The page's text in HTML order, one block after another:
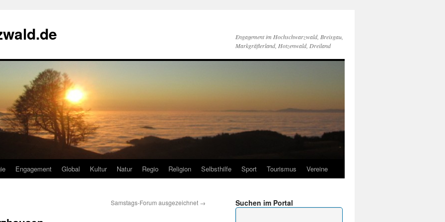
Engagement im Hochschwarzwald, Breisgau,
Markgräflerland, Hotzenwald, Dreiland
Engagement Global Kultur Natur Regio Religion Selbsthilfe Sport Tourismus Vereine
Samstags-Forum ausgezeichnet → Suchen im Portal